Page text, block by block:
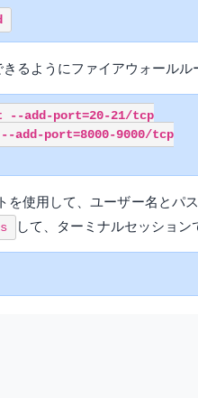
るようにファイアウォールル
--add-port=20-21/tcp
add-port=8000-9000/tcp
を使用して、ユーザー名とパ
して、ターミナルセッション